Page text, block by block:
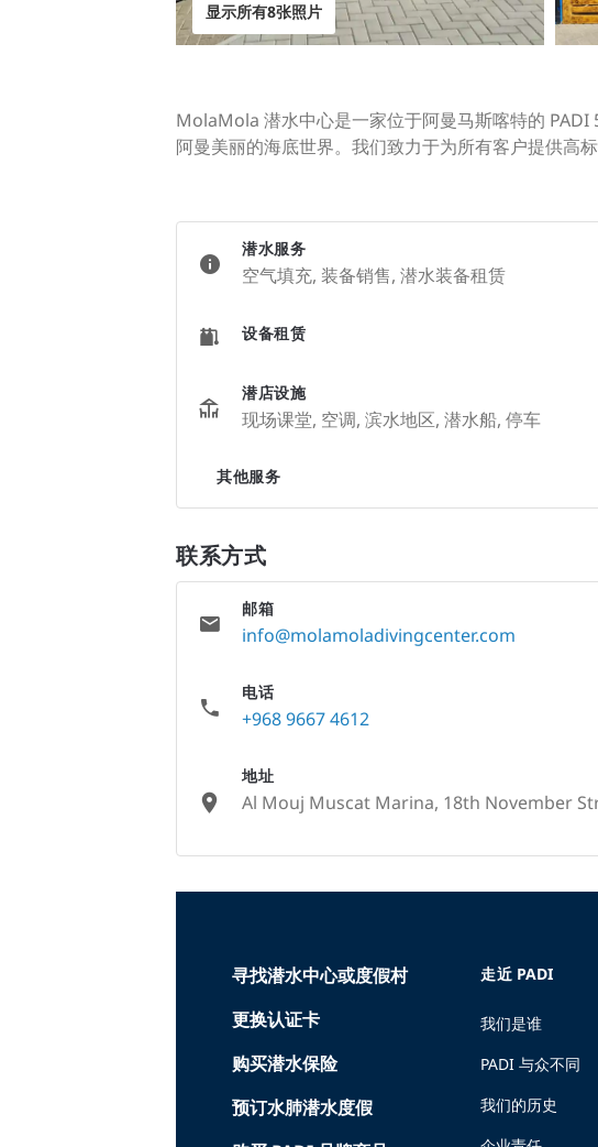
显示所有8张照片
MolaMola 潜水中心是一家位于阿曼马斯喀特的
阿曼美丽的海底世界。我们致力于为所有客户提供高标
潜水服务
空气填充, 装备销售, 潜水装备租赁
设备租赁
潜店设施
现场课堂, 空调, 滨水地区, 潜水船, 停车
其他服务
联系方式
邮箱
info@molamoladivingcenter.com
电话
+968 9667 4612
地址
Al Mouj Muscat Marina, 18th November
寻找潜水中心或度假村
更换认证卡
购买潜水保险
预订水肺潜水度假
走近 PADI
我们是谁
PADI 与众不同
我们的历史